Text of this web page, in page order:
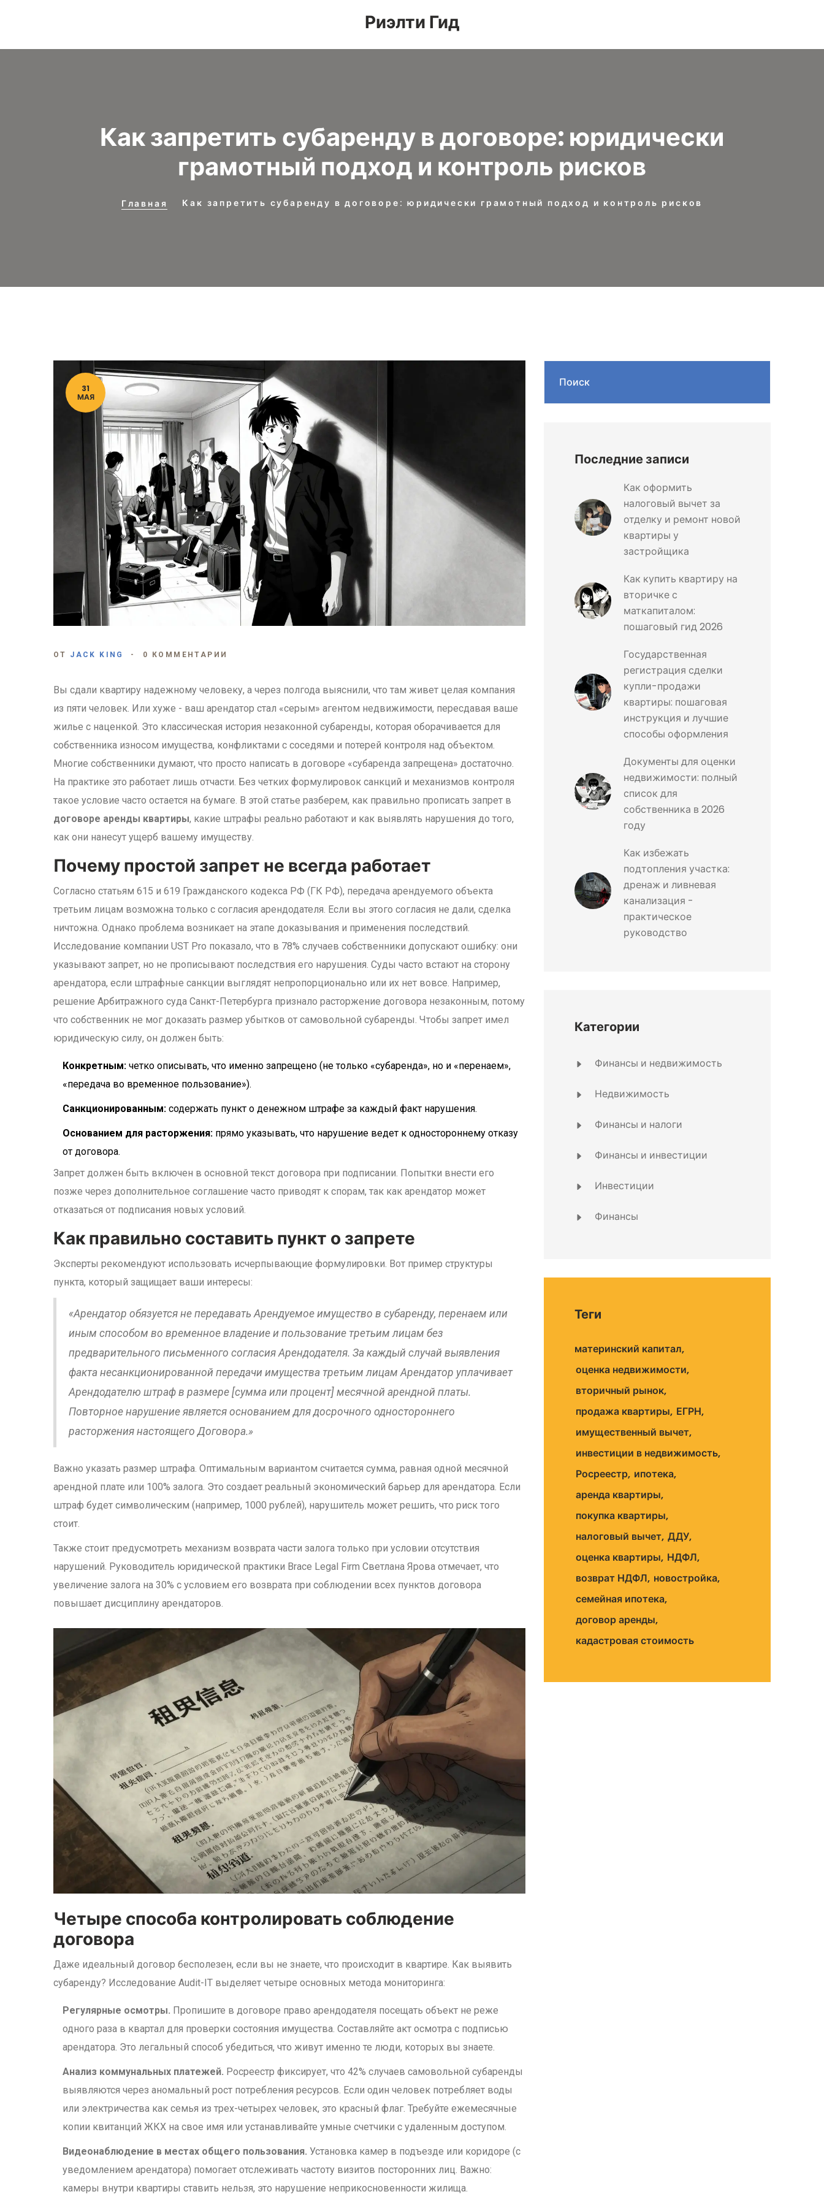
Риэлти Гид
Как запретить субаренду в договоре: юридически
грамотный подход и контроль рисков
Главная Как запретить субаренду в договоре: юридически грамотный подход и контроль рисков
31
МАЯ
ОТ JACK KING 0 КОММЕНТАРИИ
Вы сдали квартиру надежному человеку, а через полгода выяснили, что там живет целая компания
из пяти человек. Или хуже - ваш арендатор стал «серым» агентом недвижимости, пересдавая ваше
жилье с наценкой. Это классическая история незаконной субаренды, которая оборачивается для
собственника износом имущества, конфликтами с соседями и потерей контроля над объектом.
Многие собственники думают, что просто написать в договоре «субаренда запрещена» достаточно.
На практике это работает лишь отчасти. Без четких формулировок санкций и механизмов контроля
такое условие часто остается на бумаге. В этой статье разберем, как правильно прописать запрет в
договоре аренды квартиры, какие штрафы реально работают и как выявлять нарушения до того,
как они нанесут ущерб вашему имуществу.
Почему простой запрет не всегда работает
Согласно статьям 615 и 619 Гражданского кодекса РФ (ГК РФ), передача арендуемого объекта
третьим лицам возможна только с согласия арендодателя. Если вы этого согласия не дали, сделка
ничтожна. Однако проблема возникает на этапе доказывания и применения последствий.
Исследование компании UST Pro показало, что в 78% случаев собственники допускают ошибку: они
указывают запрет, но не прописывают последствия его нарушения. Суды часто встают на сторону
арендатора, если штрафные санкции выглядят непропорционально или их нет вовсе. Например,
решение Арбитражного суда Санкт-Петербурга признало расторжение договора незаконным, потому
что собственник не мог доказать размер убытков от самовольной субаренды. Чтобы запрет имел
юридическую силу, он должен быть:
Конкретным: четко описывать, что именно запрещено (не только «субаренда», но и «перенаем»,
«передача во временное пользование»).
Санкционированным: содержать пункт о денежном штрафе за каждый факт нарушения.
Основанием для расторжения: прямо указывать, что нарушение ведет к одностороннему отказу
от договора.
Запрет должен быть включен в основной текст договора при подписании. Попытки внести его
позже через дополнительное соглашение часто приводят к спорам, так как арендатор может
отказаться от подписания новых условий.
Как правильно составить пункт о запрете
Эксперты рекомендуют использовать исчерпывающие формулировки. Вот пример структуры
пункта, который защищает ваши интересы:
«Арендатор обязуется не передавать Арендуемое имущество в субаренду, перенаем или
иным способом во временное владение и пользование третьим лицам без
предварительного письменного согласия Арендодателя. За каждый случай выявления
факта несанкционированной передачи имущества третьим лицам Арендатор уплачивает
Арендодателю штраф в размере [сумма или процент] месячной арендной платы.
Повторное нарушение является основанием для досрочного одностороннего
расторжения настоящего Договора.»
Важно указать размер штрафа. Оптимальным вариантом считается сумма, равная одной месячной
арендной плате или 100% залога. Это создает реальный экономический барьер для арендатора. Если
штраф будет символическим (например, 1000 рублей), нарушитель может решить, что риск того
стоит.
Также стоит предусмотреть механизм возврата части залога только при условии отсутствия
нарушений. Руководитель юридической практики Brace Legal Firm Светлана Ярова отмечает, что
увеличение залога на 30% с условием его возврата при соблюдении всех пунктов договора
повышает дисциплину арендаторов.
Четыре способа контролировать соблюдение
договора
Даже идеальный договор бесполезен, если вы не знаете, что происходит в квартире. Как выявить
субаренду? Исследование Audit-IT выделяет четыре основных метода мониторинга:
Регулярные осмотры. Пропишите в договоре право арендодателя посещать объект не реже
одного раза в квартал для проверки состояния имущества. Составляйте акт осмотра с подписью
арендатора. Это легальный способ убедиться, что живут именно те люди, которых вы знаете.
Анализ коммунальных платежей. Росреестр фиксирует, что 42% случаев самовольной субаренды
выявляются через аномальный рост потребления ресурсов. Если один человек потребляет воды
или электричества как семья из трех-четырех человек, это красный флаг. Требуйте ежемесячные
копии квитанций ЖКХ на свое имя или устанавливайте умные счетчики с удаленным доступом.
Видеонаблюдение в местах общего пользования. Установка камер в подъезде или коридоре (с
уведомлением арендатора) помогает отслеживать частоту визитов посторонних лиц. Важно:
камеры внутри квартиры ставить нельзя, это нарушение неприкосновенности жилища.
Поиск
Последние записи
Как оформить
налоговый вычет за
отделку и ремонт новой
квартиры у
застройщика
Как купить квартиру на
вторичке с
маткапиталом:
пошаговый гид 2026
Государственная
регистрация сделки
купли-продажи
квартиры: пошаговая
инструкция и лучшие
способы оформления
Документы для оценки
недвижимости: полный
список для
собственника в 2026
году
Как избежать
подтопления участка:
дренаж и ливневая
канализация -
практическое
руководство
Категории
Финансы и недвижимость
Недвижимость
Финансы и налоги
Финансы и инвестиции
Инвестиции
Финансы
Теги
материнский капитал
оценка недвижимости
вторичный рынок
продажа квартиры ЕГРН
имущественный вычет
инвестиции в недвижимость
Росреестр ипотека
аренда квартиры
покупка квартиры
налоговый вычет ДДУ
оценка квартиры НДФЛ
возврат НДФЛ новостройка
семейная ипотека
договор аренды
кадастровая стоимость